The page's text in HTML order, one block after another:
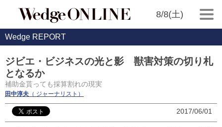
8/8(土)
Wedge REPORT
ジビエ・ビジネスの光と影 獣害対策の切り札
となるか
補助金貰っても採算割れの現実
田中淳夫 （ ジャーナリスト）
2017/06/01